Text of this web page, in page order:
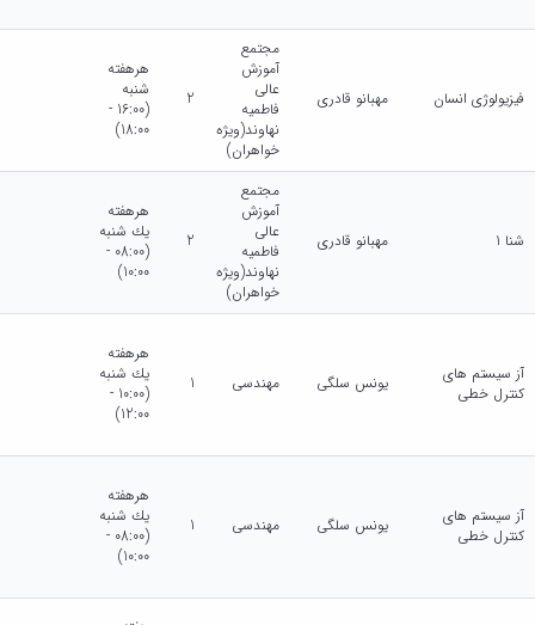
فیزیولوژی انسان مهبانو قادری
مجتمع
آموزش
عالی
فاطمیه
نهاوند(ویژه
خواهران)
2
هرهفته
شنبه
(16:00 -
18:00)
شنا 1 مهبانو قادری
مجتمع
آموزش
عالی
فاطمیه
نهاوند(ویژه
خواهران)
2
هرهفته
يك شنبه
(08:00 -
10:00)
آز سیستم های
کنترل خطی
یونس سلگی مهندسی 1
هرهفته
يك شنبه
(10:00 -
12:00)
آز سیستم های
کنترل خطی
یونس سلگی مهندسی 1
هرهفته
يك شنبه
(08:00 -
10:00)